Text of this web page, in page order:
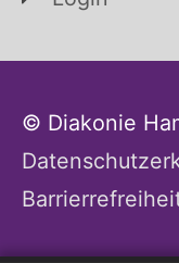
© Diakonie